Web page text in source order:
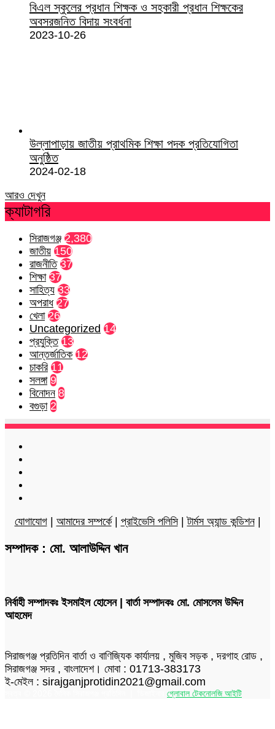
বিএল স্কুলের প্রধান শিক্ষক ও সহকারী প্রধান শিক্ষকের
অবসরজনিত বিদায় সংবর্ধনা
2023-10-26
উল্লাপাড়ায় জাতীয় প্রাথমিক শিক্ষা পদক প্রতিযোগিতা
অনুষ্ঠিত
2024-02-18
আরও দেখুন
ক্যাটাগরি
সিরাজগঞ্জ 2,380
জাতীয় 150
রাজনীতি 37
শিক্ষা 37
সাহিত্য 33
অপরাধ 27
খেলা 26
Uncategorized 14
প্রযুক্তি 13
আন্তর্জাতিক 12
চাকরি 11
সলঙ্গা 9
বিনোদন 8
বগুড়া 2
যোগাযোগ| আমাদের সম্পর্কে| প্রাইভেসি পলিসি|টার্মস অ্যান্ড কন্ডিশন|
সম্পাদক : মো. আলাউদ্দিন খান
নির্বাহী সম্পাদকঃ ইসমাইল হোসেন | বার্তা সম্পাদকঃ মো. মোসলেম উদ্দিন
আহমেদ
সিরাজগঞ্জ প্রতিদিন বার্তা ও বাণিজ্যিক কার্যালয় , মুজিব সড়ক , দরগাহ রোড ,
সিরাজগঞ্জ সদর , বাংলাদেশ। মোবা : 01713-383173
ই-মেইল : sirajganjprotidin2021@gmail.com
গ্লোবাল টেকনোলজি আইটি